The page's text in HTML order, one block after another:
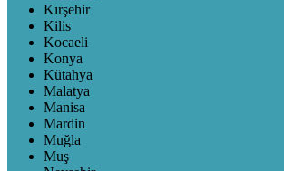
Kırşehir
Kilis
Kocaeli
Konya
Kütahya
Malatya
Manisa
Mardin
Muğla
Muş